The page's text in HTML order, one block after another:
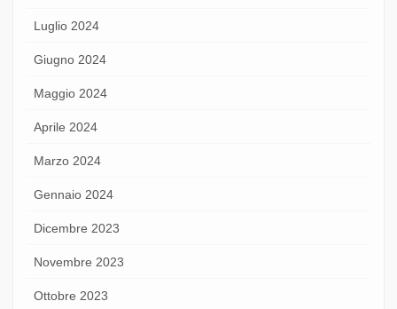
Luglio 2024
Giugno 2024
Maggio 2024
Aprile 2024
Marzo 2024
Gennaio 2024
Dicembre 2023
Novembre 2023
Ottobre 2023